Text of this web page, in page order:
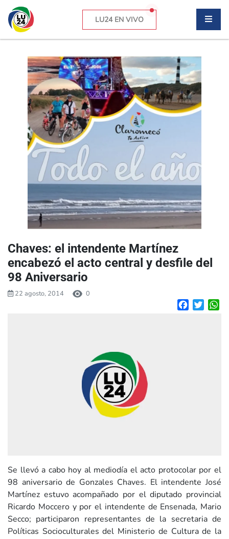
LU24 EN VIVO
Chaves: el intendente Martínez
encabezó el acto central y desfile del
98 Aniversario
22 agosto, 2014 0
Facebook
Se llevó a cabo hoy al mediodía el acto protocolar por el
98 aniversario de Gonzales Chaves. El intendente José
Martínez estuvo acompañado por el diputado provincial
Ricardo Moccero y por el intendente de Ensenada, Mario
Secco; participaron representantes de la secretaria de
Políticas Socioculturales del Ministerio de Cultura de la